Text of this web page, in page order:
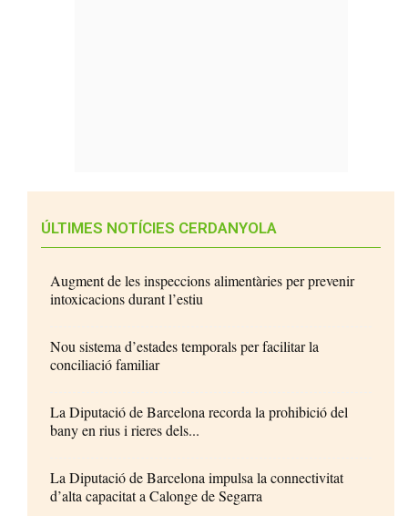
ÚLTIMES NOTÍCIES CERDANYOLA
Augment de les inspeccions alimentàries per prevenir
intoxicacions durant l’estiu
Nou sistema d’estades temporals per facilitar la
conciliació familiar
La Diputació de Barcelona recorda la prohibició del
bany en rius i rieres dels...
La Diputació de Barcelona impulsa la connectivitat
d’alta capacitat a Calonge de Segarra